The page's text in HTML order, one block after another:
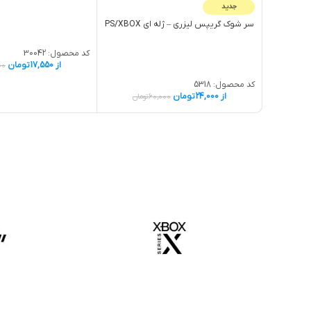
جدید
سر شوک گريپس لیزری – ژله اي PS/XBOX
کد محصول: 5318
از24,000تومان 60,000تومان
کد محصول:30042
از17,550تومان